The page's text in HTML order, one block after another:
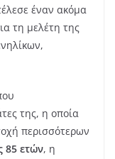
έναν ακόμα
τη μελέτη της
της, η οποία
περισσότερων
85 ετών, η